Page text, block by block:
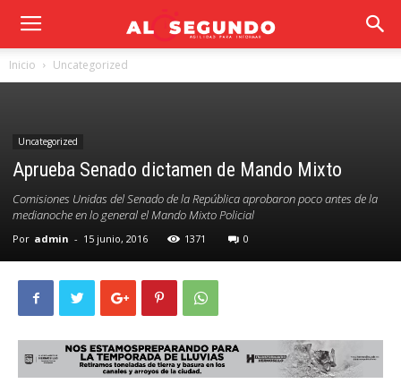
Inicio Uncategorized
Uncategorized
Aprueba Senado dictamen de Mando Mixto
Comisiones Unidas del Senado de la República aprobaron poco antes de la
medianoche en lo general el Mando Mixto Policial
Por admin - 15 junio, 2016 1371 0